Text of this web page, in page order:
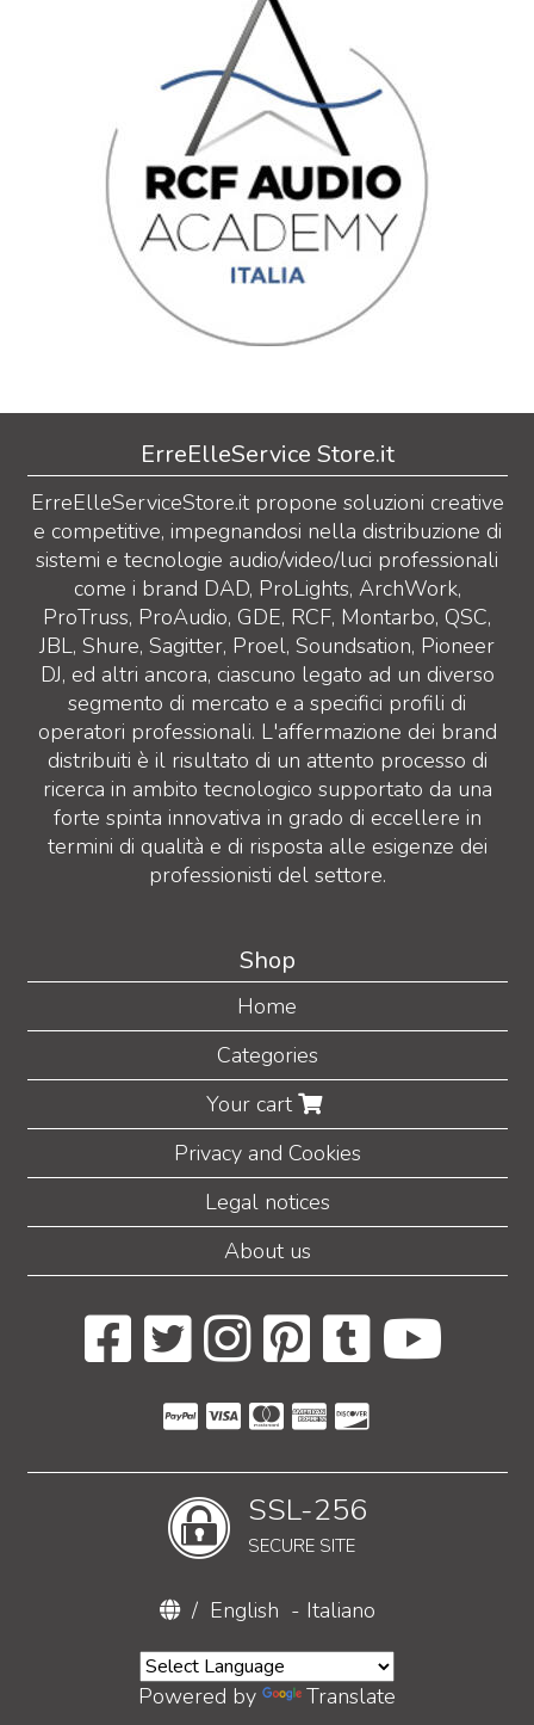
ErreElleService Store.it
ErreElleServiceStore.it propone soluzioni creative
e competitive, impegnandosi nella distribuzione di
sistemi e tecnologie audio/video/luci professionali
come i brand DAD, ProLights, ArchWork,
ProTruss, ProAudio, GDE, RCF, Montarbo, QSC,
JBL, Shure, Sagitter, Proel, Soundsation, Pioneer
DJ, ed altri ancora, ciascuno legato ad un diverso
segmento di mercato e a specifici profili di
operatori professionali. L'affermazione dei brand
distribuiti è il risultato di un attento processo di
ricerca in ambito tecnologico supportato da una
forte spinta innovativa in grado di eccellere in
termini di qualità e di risposta alle esigenze dei
professionisti del settore.
Shop
Home
Categories
Your cart
Privacy and Cookies
Legal notices
About us
SSL-256
SECURE SITE
/ English - Italiano
Powered by Translate